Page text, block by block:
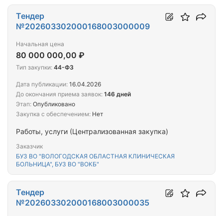
Работы, услуги (Централизованная закупка)
Заказчик
БУЗ ВО "ВОЛОГОДСКАЯ ОБЛАСТНАЯ КЛИНИЧЕСКАЯ
БОЛЬНИЦА", БУЗ ВО "ВОКБ"
Тендер
№202603302000168003000009
Начальная цена
80 000 000,00 ₽
Тип закупки: 44-ФЗ
Дата публикации: 16.04.2026
До окончания приема заявок: 146 дней
Этап: Опубликовано
Закупка с обеспечением: Нет
Тендер
№202603302000168003000035